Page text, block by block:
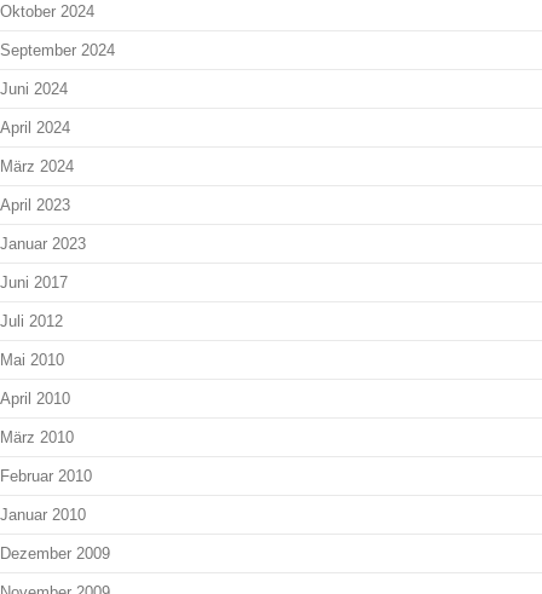
Oktober 2024
September 2024
Juni 2024
April 2024
März 2024
April 2023
Januar 2023
Juni 2017
Juli 2012
Mai 2010
April 2010
März 2010
Februar 2010
Januar 2010
Dezember 2009